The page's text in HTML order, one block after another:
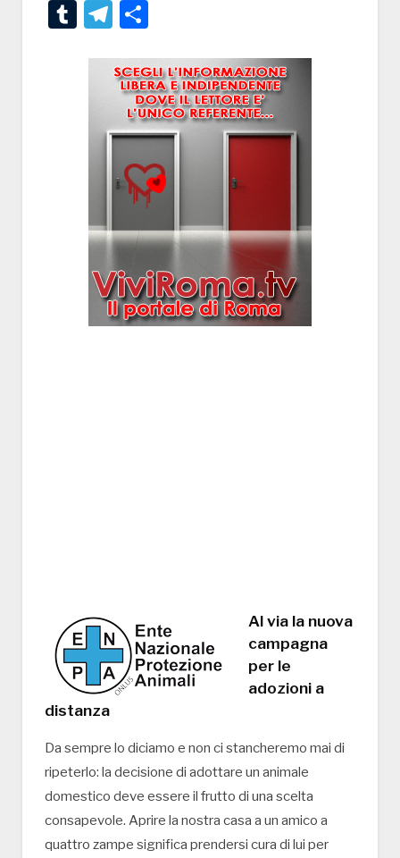
TumblrTelegram
Al via la nuova
campagna
per le
adozioni a
distanza
Da sempre lo diciamo e non ci stancheremo mai di
ripeterlo: la decisione di adottare un animale
domestico deve essere il frutto di una scelta
consapevole. Aprire la nostra casa a un amico a
quattro zampe significa prendersi cura di lui per